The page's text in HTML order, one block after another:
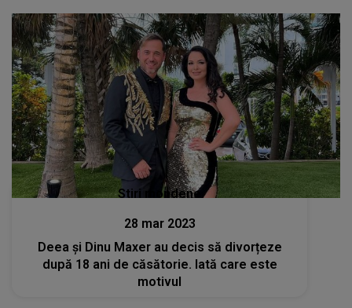
Stiri mondene
28 mar 2023
Deea și Dinu Maxer au decis să divorțeze
după 18 ani de căsătorie. Iată care este
motivul